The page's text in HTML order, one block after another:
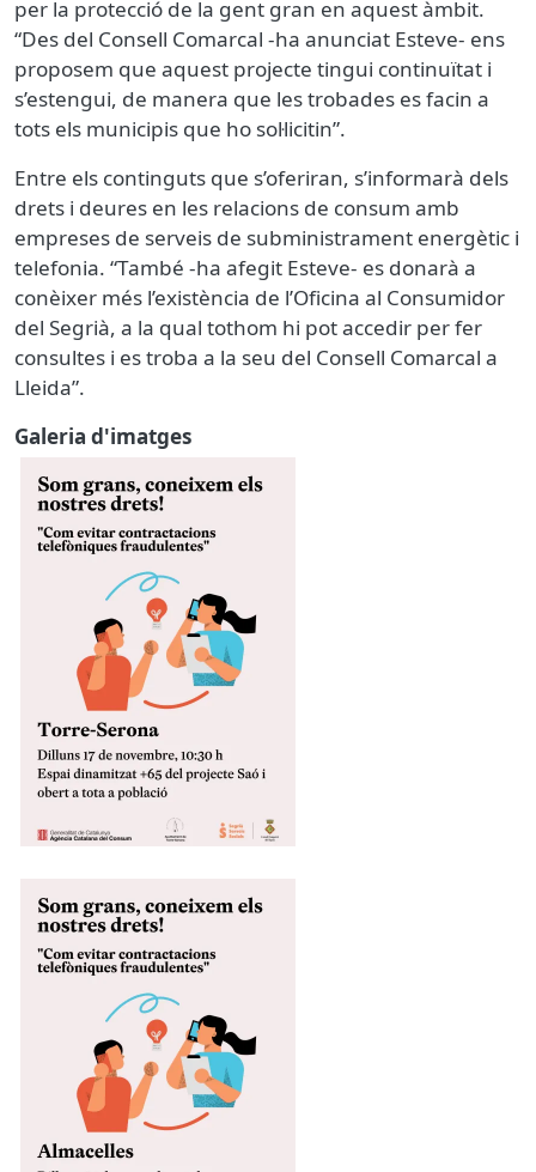
per la protecció de la gent gran en aquest àmbit.
“Des del Consell Comarcal -ha anunciat Esteve- ens
proposem que aquest projecte tingui continuïtat i
s’estengui, de manera que les trobades es facin a
tots els municipis que ho sol·licitin”.
Entre els continguts que s’oferiran, s’informarà dels
drets i deures en les relacions de consum amb
empreses de serveis de subministrament energètic i
telefonia. “També -ha afegit Esteve- es donarà a
conèixer més l’existència de l’Oficina al Consumidor
del Segrià, a la qual tothom hi pot accedir per fer
consultes i es troba a la seu del Consell Comarcal a
Lleida”.
Galeria d'imatges